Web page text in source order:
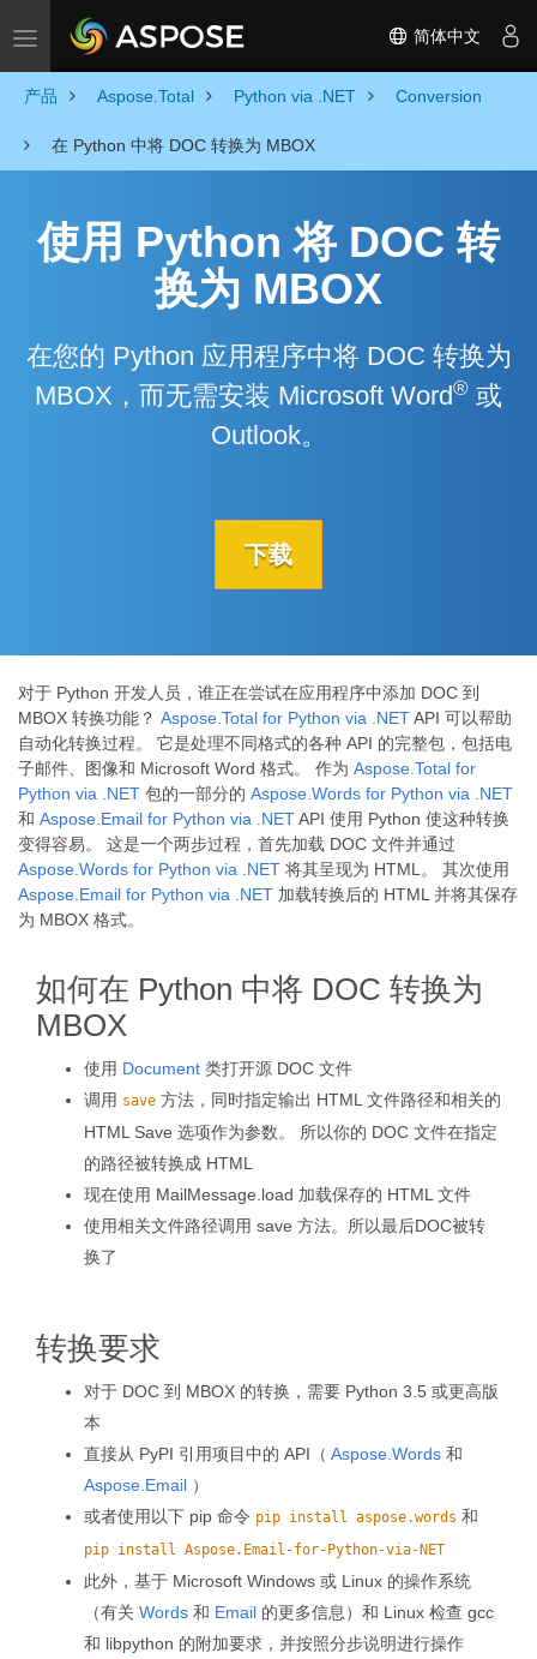
Toggle navigation 简体中文
产品 Aspose.Total Python via .NET Conversion
在 Python 中将 DOC 转换为 MBOX
使用 Python 将 DOC 转
换为 MBOX
在您的 Python 应用程序中将 DOC 转换为
MBOX，而无需安装 Microsoft Word® 或
Outlook。
下载
对于 Python 开发人员，谁正在尝试在应用程序中添加 DOC 到
MBOX 转换功能？ Aspose.Total for Python via .NETAPI 可以帮助
自动化转换过程。 它是处理不同格式的各种 API 的完整包，包括电
子邮件、图像和 Microsoft Word 格式。 作为 Aspose.Total for
Python via .NET 包的一部分的 Aspose.Words for Python via .NET
和 Aspose.Email for Python via .NETAPI 使用 Python 使这种转换
变得容易。 这是一个两步过程，首先加载 DOC 文件并通过
Aspose.Words for Python via .NET 将其呈现为 HTML。 其次使用
Aspose.Email for Python via .NET 加载转换后的 HTML 并将其保存
为 MBOX 格式。
如何在 Python 中将 DOC 转换为
MBOX
使用 Document 类打开源 DOC 文件
调用 save 方法，同时指定输出 HTML 文件路径和相关的
HTML Save 选项作为参数。 所以你的 DOC 文件在指定
的路径被转换成 HTML
现在使用 MailMessage.load 加载保存的 HTML 文件
使用相关文件路径调用 save 方法。所以最后DOC被转
换了
转换要求
对于 DOC 到 MBOX 的转换，需要 Python 3.5 或更高版
本
直接从 PyPI 引用项目中的 API（ Aspose.Words 和
Aspose.Email ）
或者使用以下 pip 命令 pip install aspose.words 和
pip install Aspose.Email-for-Python-via-NET
此外，基于 Microsoft Windows 或 Linux 的操作系统
（有关 Words 和 Email 的更多信息）和 Linux 检查 gcc
和 libpython 的附加要求，并按照分步说明进行操作